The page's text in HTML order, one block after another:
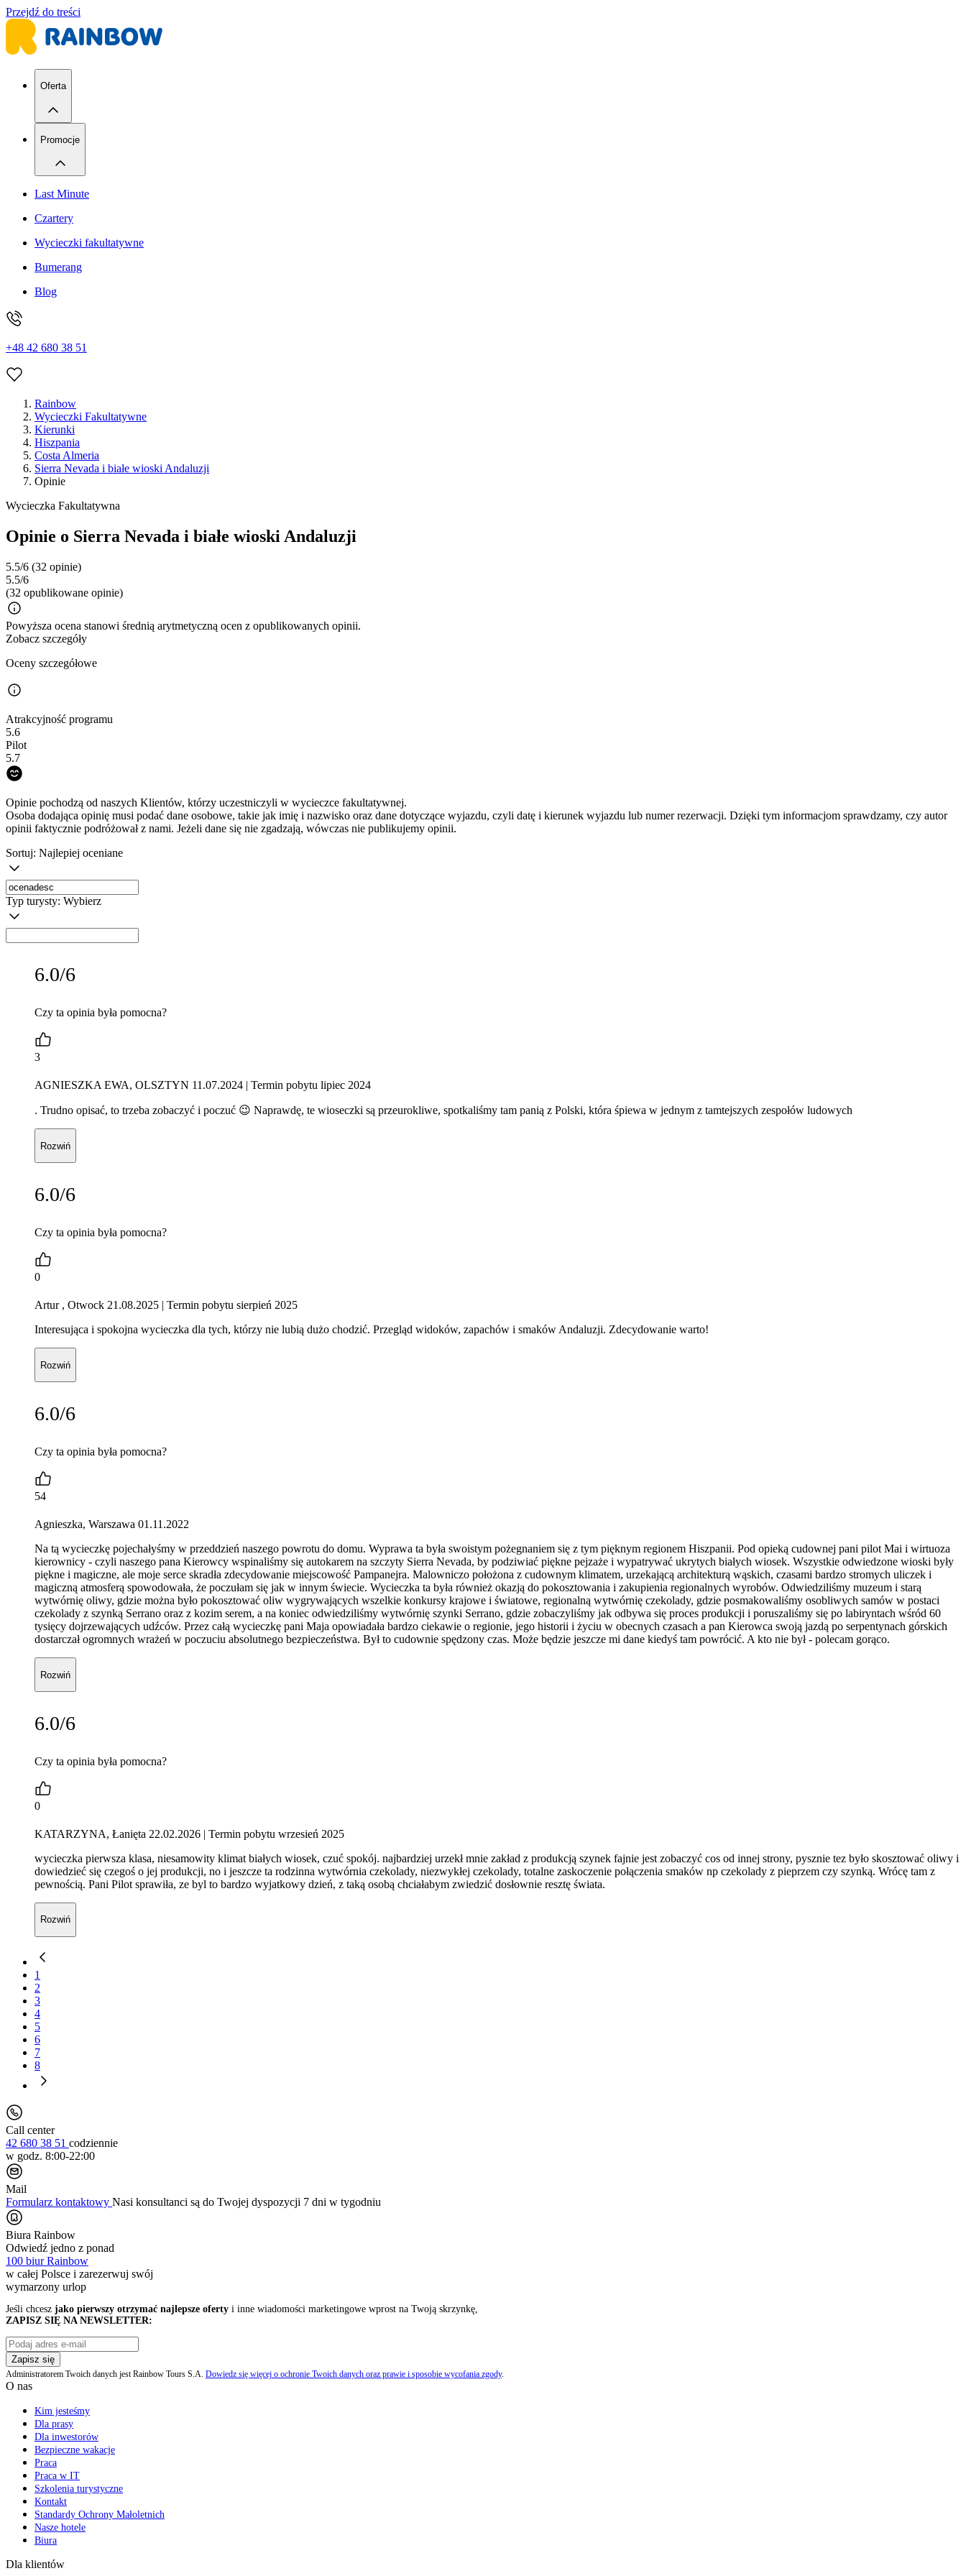
Przejdź do treści
Oferta
Promocje
Last Minute
Czartery
Wycieczki fakultatywne
Bumerang
Blog
+48 42 680 38 51
Rainbow
Wycieczki Fakultatywne
Kierunki
Hiszpania
Costa Almeria
Sierra Nevada i białe wioski Andaluzji
Opinie
Wycieczka Fakultatywna
Opinie o Sierra Nevada i białe wioski Andaluzji
5.5/6 (32 opinie)
5.5/6
(32 opublikowane opinie)
Powyższa ocena stanowi średnią arytmetyczną ocen z opublikowanych opinii.
Zobacz szczegóły
Oceny szczegółowe
Atrakcyjność programu
5.6
Pilot
5.7
Opinie pochodzą od naszych Klientów, którzy uczestniczyli w wycieczce fakultatywnej.
Osoba dodająca opinię musi podać dane osobowe, takie jak imię i nazwisko oraz dane dotyczące wyjazdu, czyli datę i kierunek wyjazdu lub numer rezerwacji. Dzięki tym informacjom sprawdzamy, czy autor
opinii faktycznie podróżował z nami. Jeżeli dane się nie zgadzają, wówczas nie publikujemy opinii.
Sortuj: Najlepiej oceniane
Typ turysty: Wybierz
6.0/6
Czy ta opinia była pomocna?
3
AGNIESZKA EWA, OLSZTYN 11.07.2024 | Termin pobytu lipiec 2024
. Trudno opisać, to trzeba zobaczyć i poczuć 😉 Naprawdę, te wioseczki są przeurokliwe, spotkaliśmy tam panią z Polski, która śpiewa w jednym z tamtejszych zespołów ludowych
Rozwiń
6.0/6
Czy ta opinia była pomocna?
0
Artur , Otwock 21.08.2025 | Termin pobytu sierpień 2025
Interesująca i spokojna wycieczka dla tych, którzy nie lubią dużo chodzić. Przegląd widoków, zapachów i smaków Andaluzji. Zdecydowanie warto!
Rozwiń
6.0/6
Czy ta opinia była pomocna?
54
Agnieszka, Warszawa 01.11.2022
Na tą wycieczkę pojechałyśmy w przeddzień naszego powrotu do domu. Wyprawa ta była swoistym pożegnaniem się z tym pięknym regionem Hiszpanii. Pod opieką cudownej pani pilot Mai i wirtuoza
kierownicy - czyli naszego pana Kierowcy wspinaliśmy się autokarem na szczyty Sierra Nevada, by podziwiać piękne pejzaże i wypatrywać ukrytych białych wiosek. Wszystkie odwiedzone wioski były
piękne i magiczne, ale moje serce skradła zdecydowanie miejscowość Pampanejra. Malowniczo położona z cudownym klimatem, urzekającą architekturą wąskich, czasami bardzo stromych uliczek i
magiczną atmosferą spowodowała, że poczułam się jak w innym świecie. Wycieczka ta była również okazją do pokosztowania i zakupienia regionalnych wyrobów. Odwiedziliśmy muzeum i starą
wytwórnię oliwy, gdzie można było pokosztować oliw wygrywających wszelkie konkursy krajowe i światowe, regionalną wytwórnię czekolady, gdzie posmakowaliśmy osobliwych samów w postaci
czekolady z szynką Serrano oraz z kozim serem, a na koniec odwiedziliśmy wytwórnię szynki Serrano, gdzie zobaczyliśmy jak odbywa się proces produkcji i poruszaliśmy się po labiryntach wśród 60
tysięcy dojrzewających udźców. Przez całą wycieczkę pani Maja opowiadała bardzo ciekawie o regionie, jego historii i życiu w obecnych czasach a pan Kierowca swoją jazdą po serpentynach górskich
dostarczał ogromnych wrażeń w poczuciu absolutnego bezpieczeństwa. Był to cudownie spędzony czas. Może będzie jeszcze mi dane kiedyś tam powrócić. A kto nie był - polecam gorąco.
Rozwiń
6.0/6
Czy ta opinia była pomocna?
0
KATARZYNA, Łanięta 22.02.2026 | Termin pobytu wrzesień 2025
wycieczka pierwsza klasa, niesamowity klimat białych wiosek, czuć spokój. najbardziej urzekł mnie zakład z produkcją szynek fajnie jest zobaczyć cos od innej strony, pysznie tez było skosztować oliwy i
dowiedzieć się czegoś o jej produkcji, no i jeszcze ta rodzinna wytwórnia czekolady, niezwykłej czekolady, totalne zaskoczenie połączenia smaków np czekolady z pieprzem czy szynką. Wrócę tam z
pewnością. Pani Pilot sprawiła, ze byl to bardzo wyjatkowy dzień, z taką osobą chciałabym zwiedzić dosłownie resztę świata.
Rozwiń
1
2
3
4
5
6
7
8
Call center
42 680 38 51 codziennie
w godz. 8:00-22:00
Mail
Formularz kontaktowy Nasi konsultanci są do Twojej dyspozycji 7 dni w tygodniu
Biura Rainbow
Odwiedź jedno z ponad
100 biur Rainbow
w całej Polsce i zarezerwuj swój
wymarzony urlop
Jeśli chcesz jako pierwszy otrzymać najlepsze oferty i inne wiadomości marketingowe wprost na Twoją skrzynkę,
ZAPISZ SIĘ NA NEWSLETTER:
Zapisz się
Administratorem Twoich danych jest Rainbow Tours S.A. Dowiedz się więcej o ochronie Twoich danych oraz prawie i sposobie wycofania zgody.
O nas
Kim jesteśmy
Dla prasy
Dla inwestorów
Bezpieczne wakacje
Praca
Praca w IT
Szkolenia turystyczne
Kontakt
Standardy Ochrony Małoletnich
Nasze hotele
Biura
Dla klientów